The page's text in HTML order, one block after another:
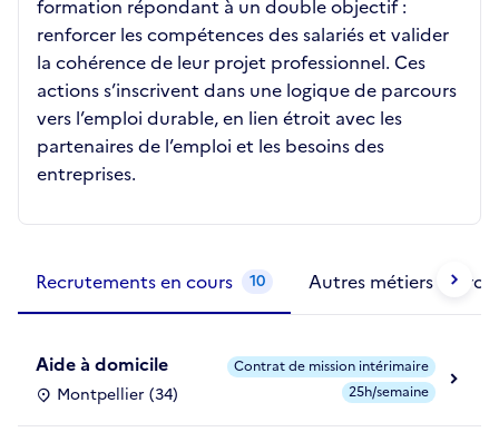
formation répondant à un double objectif :
renforcer les compétences des salariés et valider
la cohérence de leur projet professionnel. Ces
actions s’inscrivent dans une logique de parcours
vers l’emploi durable, en lien étroit avec les
partenaires de l’emploi et les besoins des
entreprises.
Recrutements en cours 10 Autres métiers
Aide à domicile
Montpellier (34)
Contrat de mission intérimaire
25h/semaine